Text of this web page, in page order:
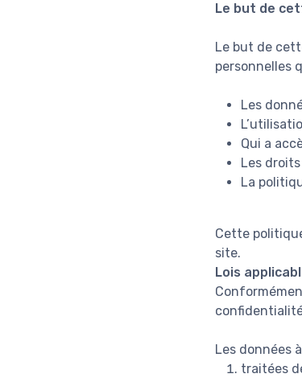
Le but de
Le but de
personnelles
Les
Qui a
Les
La
Cette
site.
Lois
Les données
traitées